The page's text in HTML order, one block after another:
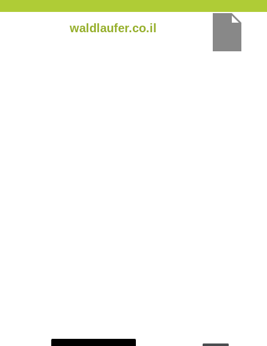
דילוג
waldlaufer.co.il